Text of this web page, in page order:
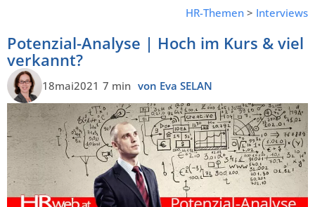
HR-Themen > Interviews
Potenzial-Analyse | Hoch im Kurs & viel
verkannt?
18mai2021 7 min von Eva SELAN